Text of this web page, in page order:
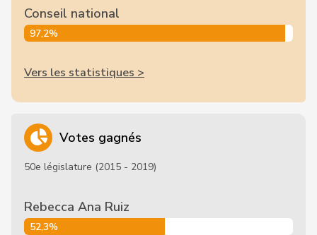
Conseil national
97,2%
Vers les statistiques >
Votes gagnés
50e législature (2015 - 2019)
Rebecca Ana Ruiz
52,3%